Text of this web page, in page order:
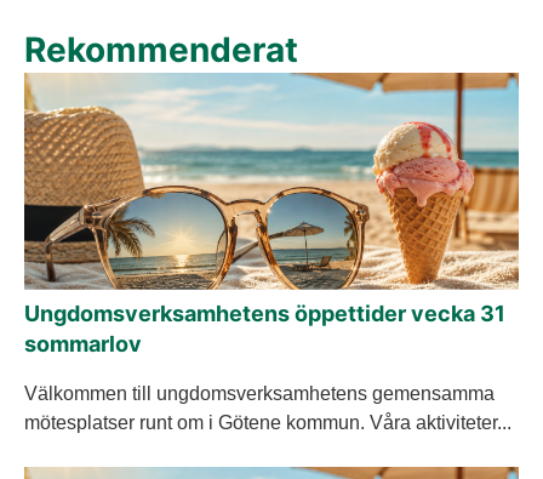
Rekommenderat
Ungdomsverksamhetens öppettider vecka 31
sommarlov
Välkommen till ungdomsverksamhetens gemensamma
mötesplatser runt om i Götene kommun. Våra aktiviteter...